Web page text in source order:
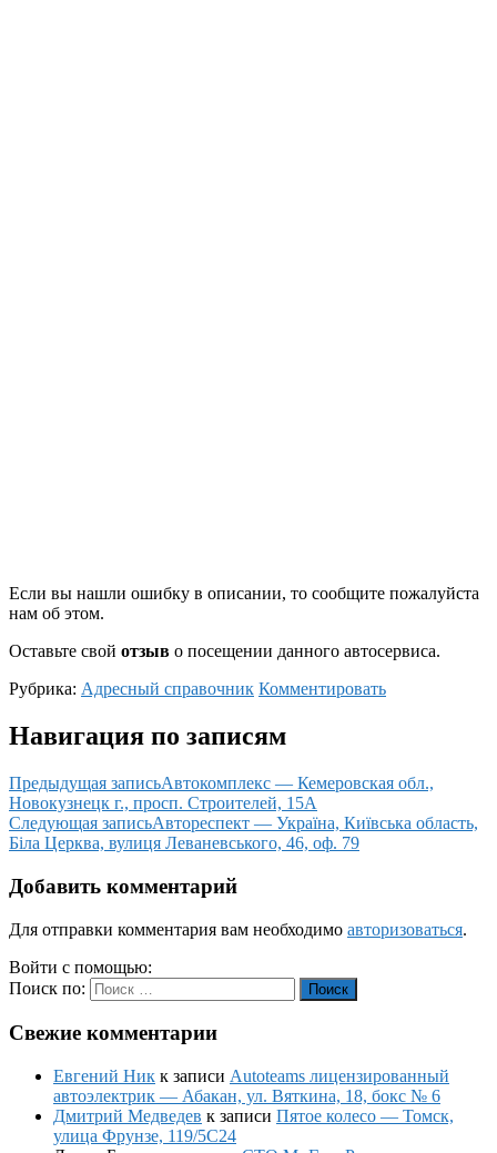
Если вы нашли ошибку в описании, то сообщите пожалуйста
нам об этом.
Оставьте свой отзыв о посещении данного автосервиса.
Рубрика: Адресный справочник Комментировать
Навигация по записям
Предыдущая записьАвтокомплекс — Кемеровская обл.,
Новокузнецк г., просп. Строителей, 15А
Следующая записьАвтореспект — Україна, Київська область,
Біла Церква, вулиця Леваневського, 46, оф. 79
Добавить комментарий
Для отправки комментария вам необходимо авторизоваться.
Войти с помощью:
Поиск по:
Поиск
Свежие комментарии
Евгений Ник к записи Autoteams лицензированный
автоэлектрик — Абакан, ул. Вяткина, 18, бокс № 6
Дмитрий Медведев к записи Пятое колесо — Томск,
улица Фрунзе, 119/5С24